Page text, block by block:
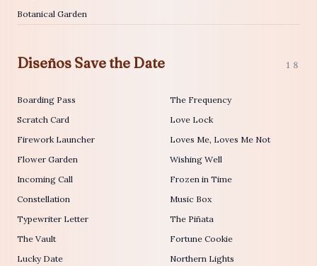
Botanical Garden
Diseños Save the Date 18
Boarding Pass
Scratch Card
Firework Launcher
Flower Garden
Incoming Call
Constellation
Typewriter Letter
The Vault
Lucky Date
The Frequency
Love Lock
Loves Me, Loves Me Not
Wishing Well
Frozen in Time
Music Box
The Piñata
Fortune Cookie
Northern Lights